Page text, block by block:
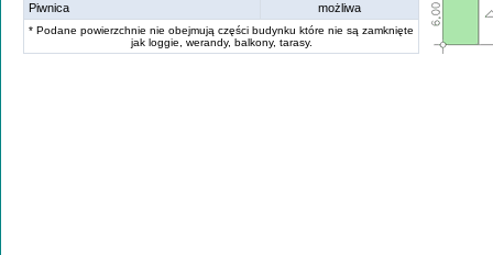
Piwnica
możliwa
* Podane powierzchnie nie obejmują części budynku które nie są zamknięte
jak loggie, werandy, balkony, tarasy.